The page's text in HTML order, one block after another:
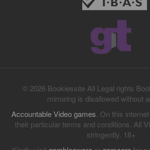
© 2026 Bookiessite All Legal rights
mirroring is disallowed without
Accountable Video games . On this
their particular terms and conditions. All
stringently. 18+